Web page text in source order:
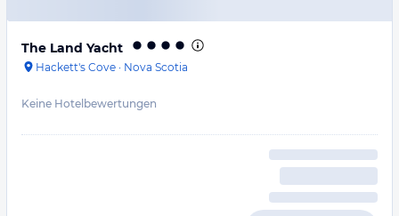
The Land Yacht
Hackett's Cove · Nova Scotia
Keine Hotelbewertungen